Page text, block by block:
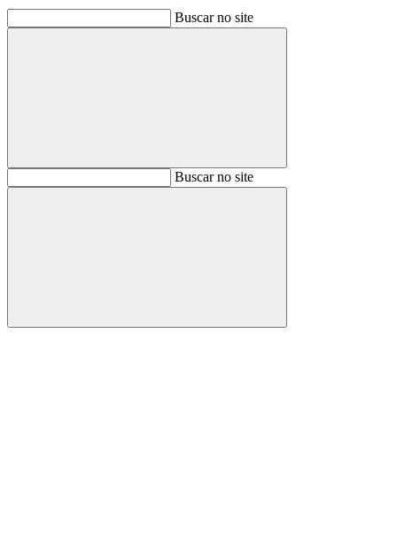
Buscar no site
BuscarBuscar no site
Buscar